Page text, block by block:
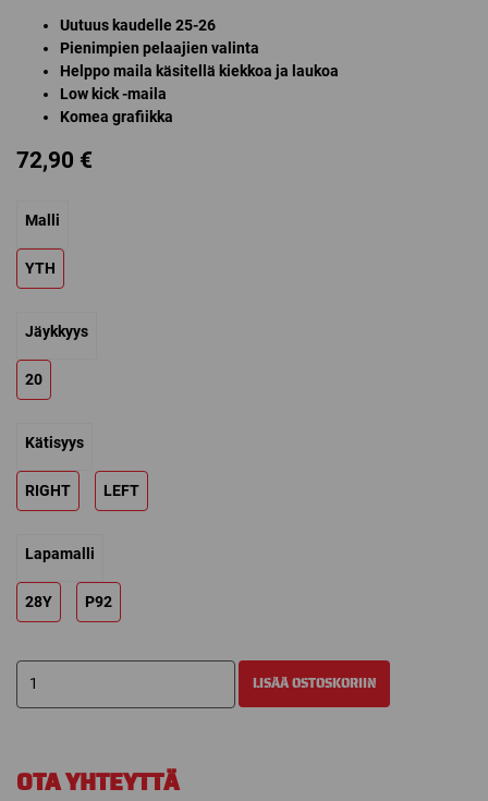
Uutuus kaudelle 25-26
Pienimpien pelaajien valinta
Helppo maila käsitellä kiekkoa ja laukoa
Low kick -maila
Komea grafiikka
72,90 €
Malli
YTH
Jäykkyys
20
Kätisyys
RIGHT LEFT
Lapamalli
28Y P92
BAUER
VAPOR
MAILA
LISÄÄ OSTOSKORIIN
OTA YHTEYTTÄ